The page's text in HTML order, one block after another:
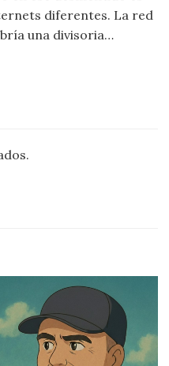
diferentes. La red
una divisoria…